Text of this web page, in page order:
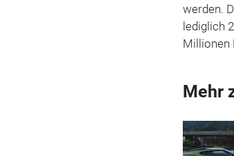
werden.
lediglich
Millionen
Mehr